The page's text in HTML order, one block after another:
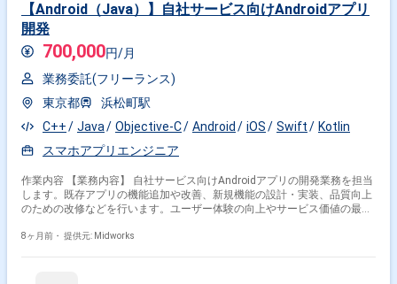
【Android（Java）】自社サービス向けAndroidアプリ
開発
700,000円/月
業務委託(フリーランス)
東京都
浜松町駅
C++
Java Objective-C Android iOS Swift
Kotlin
スマホアプリエンジニア
作業内容 【業務内容】 自社サービス向けAndroidアプリの開発業務を担当
します。既存アプリの機能追加や改善、新規機能の設計・実装、品質向上
のための改修などを行います。ユーザー体験の向上やサービス価値の最大
します。 【作業内容】 ・Android(Java)を用いたアプリ開発、機能追加、
8ヶ月前・ 提供元: Midworks